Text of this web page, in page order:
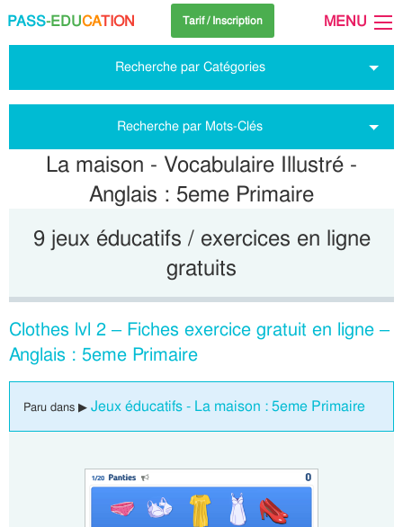
PASS-EDUCATION Tarif / Inscription MENU
Recherche par Catégories
Recherche par Mots-Clés
La maison - Vocabulaire Illustré -
Anglais : 5eme Primaire
9 jeux éducatifs / exercices en ligne
gratuits
Clothes lvl 2 – Fiches exercice gratuit en ligne –
Anglais : 5eme Primaire
Paru dans ▶ Jeux éducatifs - La maison : 5eme Primaire